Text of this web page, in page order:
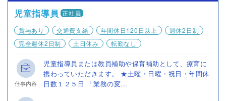
児童指導員 正社員
賞与あり
交通費支給 年間休日120日以上
週休2日制
完全週休2日制
土日休み 転勤なし
仕事内容
児童指導員または教員補助や保育補助として、療育に
携わっていただきます。 ★土曜・日曜・祝日・年間休
日数１２５日 「業務の変...